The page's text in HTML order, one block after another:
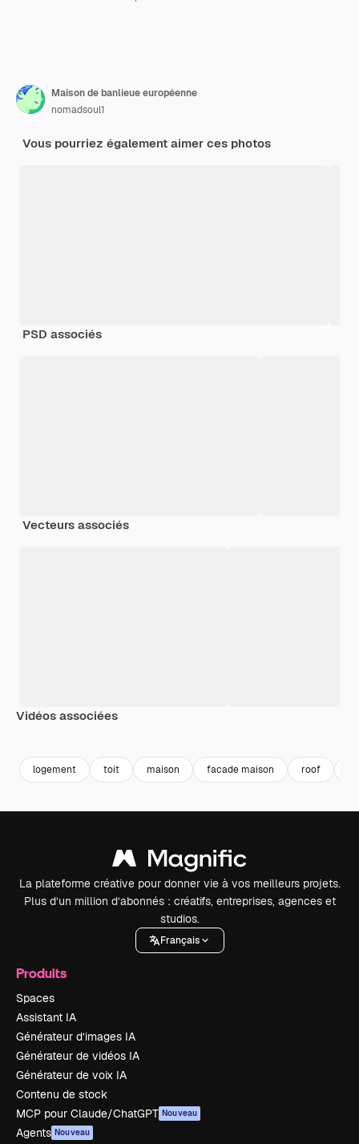
Maison de banlieue européenne
nomadsoul1
Vous pourriez également aimer ces photos
PSD associés
Vecteurs associés
Vidéos associées
logement toit maison facade maison roof
La plateforme créative pour donner vie à vos meilleurs projets.
Plus d’un million d’abonnés : créatifs, entreprises, agences et
studios.
Français
Produits
Spaces
Assistant IA
Générateur d’images IA
Générateur de vidéos IA
Générateur de voix IA
Contenu de stock
MCP pour Claude/ChatGPT Nouveau
Agents Nouveau